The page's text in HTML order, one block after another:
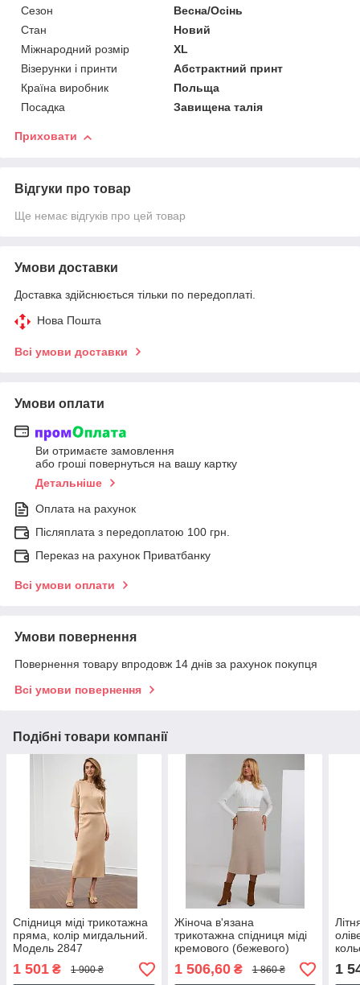
Сезон
Весна/Осінь
Стан
Новий
Міжнародний розмір
XL
Візерунки і принти
Абстрактний принт
Країна виробник
Польща
Посадка
Завищена талія
Приховати
Відгуки про товар
Ще немає відгуків про цей товар
Умови доставки
Доставка здійснюється тільки по передоплаті.
Нова Пошта
Всі умови доставки
Умови оплати
Ви отримаєте замовлення
або гроші повернуться на вашу картку
Детальніше
Оплата на рахунок
Післяплата з передоплатою 100 грн.
Переказ на рахунок Приватбанку
Всі умови оплати
Умови повернення
Повернення товару впродовж 14 днів за рахунок покупця
Всі умови повернення
Подібні товари компанії
Спідниця міді трикотажна
пряма, колір мигдальний.
Модель 2847
1 501 ₴ 1 900 ₴
Жіноча в'язана
трикотажна спідниця міді
кремового (бежевого)
кольору. Модель 2469
Trikobakh
1 506,60₴ 1 860 ₴ 1